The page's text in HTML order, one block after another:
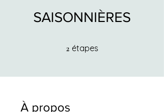
SAISONNIÈRES
2 étapes
À propos